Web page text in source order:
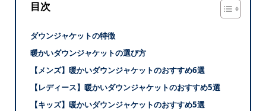
目次
ダウンジャケットの特徴
暖かいダウンジャケットの選び方
【メンズ】暖かいダウンジャケットのおすすめ6選
【レディース】暖かいダウンジャケットのおすすめ5選
【キッズ】暖かいダウンジャケットのおすすめ5選